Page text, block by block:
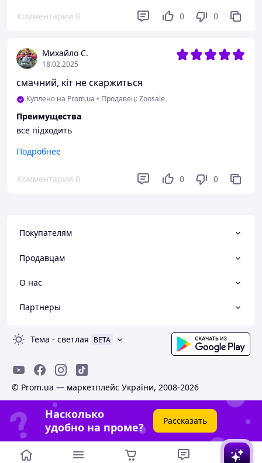
Комментарии 0 0 0
Михайло С.
18.02.2025
смачний, кіт не скаржиться
Куплено на Prom.ua • Продавец: Zoosale
Преимущества
все підходить
Недостатки
Подробнее
Комментарии 0 0 0
Покупателям
Продавцам
О нас
Партнеры
Тема - светлая BETA
© Prom.ua — маркетплейс України, 2008-2026
Насколько
удобно на проме?
Рассказать